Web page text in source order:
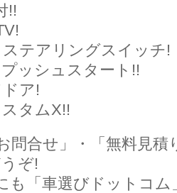
!!
テアリングスイッチ!
ッシュスタート!!
ア!
タムX!!
問合せ」・「無料見積
ぞ!
も「車選びドットコ